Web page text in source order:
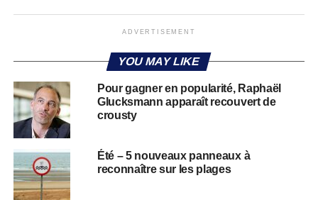
ADVERTISEMENT
YOU MAY LIKE
Pour gagner en popularité, Raphaël
Glucksmann apparaît recouvert de
crousty
Été – 5 nouveaux panneaux à
reconnaître sur les plages